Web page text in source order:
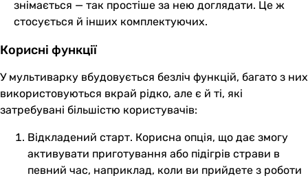
знімається — так простіше за нею доглядати. Це ж
стосується й інших комплектуючих.
Корисні функції
У мультиварку вбудовується безліч функцій, багато з них
використовуються вкрай рідко, але є й ті, які
затребувані більшістю користувачів:
Відкладений старт. Корисна опція, що дає змогу
активувати приготування або підігрів страви в
певний час, наприклад, коли ви прийдете з роботи